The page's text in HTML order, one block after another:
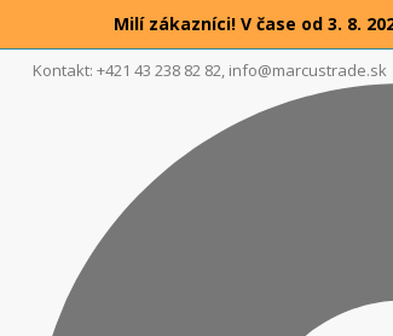
Milí zákazníci! V čase od 3. 8.
Kontakt: +421 43 238 82 82, info@marcustrade.sk